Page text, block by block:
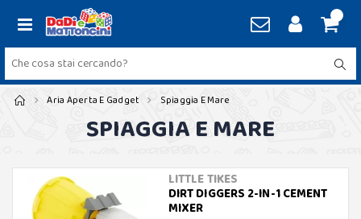
Aria Aperta E Gadget Spiaggia E Mare
SPIAGGIA E MARE
LITTLE TIKES
DIRT DIGGERS 2-IN-1 CEMENT
MIXER